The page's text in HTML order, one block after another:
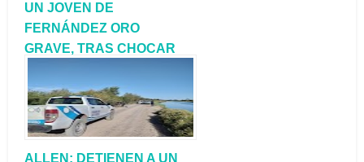
UN JOVEN DE
FERNÁNDEZ ORO
GRAVE, TRAS CHOCAR
ALLEN: DETIENEN A UN